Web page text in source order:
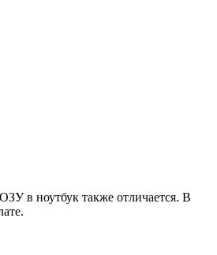
в ноутбук также отличается. В